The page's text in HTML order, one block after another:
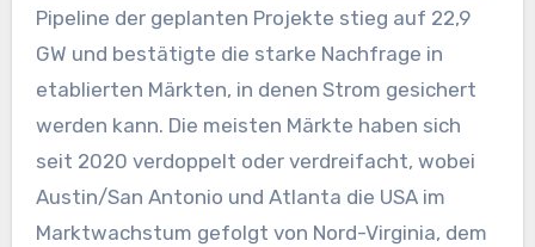
Pipeline der geplanten Projekte stieg auf 22,9
GW und bestätigte die starke Nachfrage in
etablierten Märkten, in denen Strom gesichert
werden kann. Die meisten Märkte haben sich
seit 2020 verdoppelt oder verdreifacht, wobei
Austin/San Antonio und Atlanta die USA im
Marktwachstum gefolgt von Nord-Virginia, dem